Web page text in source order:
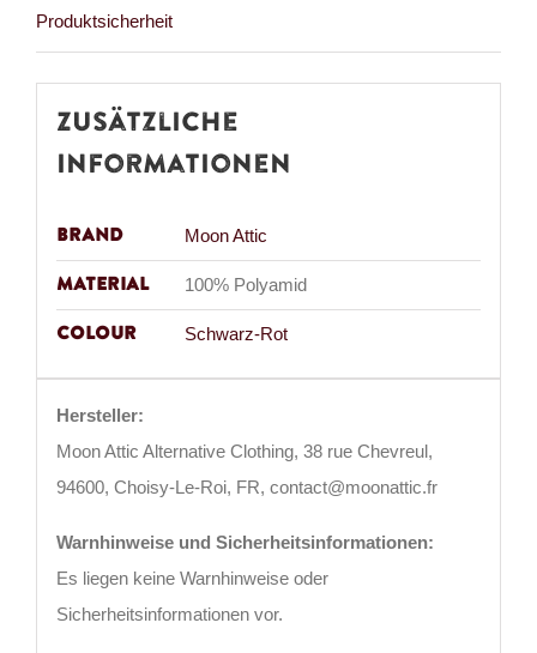
Produktsicherheit
Zusätzliche
Informationen
Brand Moon Attic
Material 100% Polyamid
Colour Schwarz-Rot
Hersteller:
Moon Attic Alternative Clothing, 38 rue Chevreul,
94600, Choisy-Le-Roi, FR, contact@moonattic.fr
Warnhinweise und Sicherheitsinformationen:
Es liegen keine Warnhinweise oder
Sicherheitsinformationen vor.